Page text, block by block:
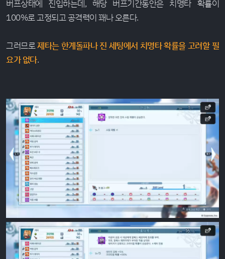
버프상태에 진입하는데, 해당 버프기간동안은 치명타 확률이
100%로 고정되고 공격력이 꽤나 오른다.
그러므로제타는 한계돌파나 진 세팅에서 치명타 확률을 고려할 필
요가 없다.